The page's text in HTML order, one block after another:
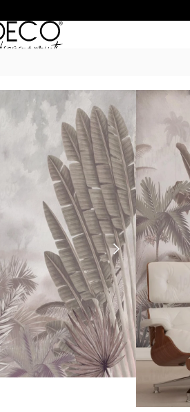
Inicio/
$55.990
6
15
medidas